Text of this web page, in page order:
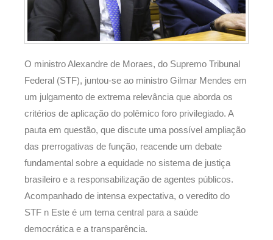
O ministro Alexandre de Moraes, do Supremo Tribunal
Federal (STF), juntou-se ao ministro Gilmar Mendes em
um julgamento de extrema relevância que aborda os
critérios de aplicação do polêmico foro privilegiado. A
pauta em questão, que discute uma possível ampliação
das prerrogativas de função, reacende um debate
fundamental sobre a equidade no sistema de justiça
brasileiro e a responsabilização de agentes públicos.
Acompanhado de intensa expectativa, o veredito do
STF n Este é um tema central para a saúde
democrática e a transparência.